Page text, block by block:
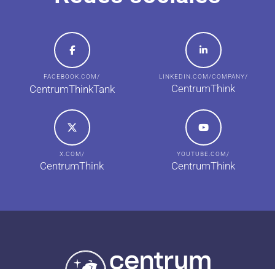
FACEBOOK.COM/
CentrumThinkTank
LINKEDIN.COM/COMPANY/
CentrumThink
X.COM/
CentrumThink
YOUTUBE.COM/
CentrumThink